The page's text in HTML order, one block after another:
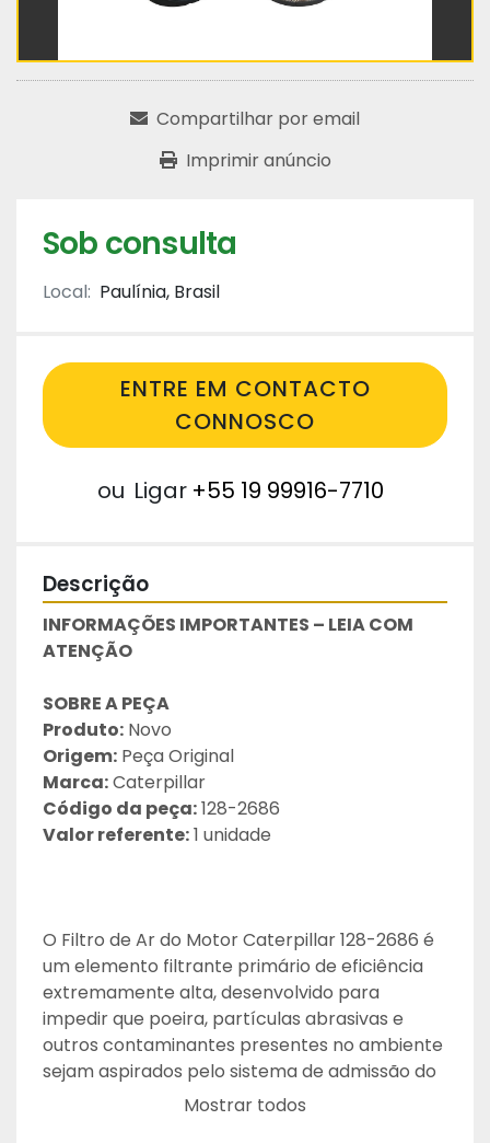
Compartilhar por email
Imprimir anúncio
Sob consulta
Local: Paulínia, Brasil
ENTRE EM CONTACTO
CONNOSCO
ou Ligar +55 19 99916-7710
Descrição
INFORMAÇÕES IMPORTANTES – LEIA COM
ATENÇÃO
SOBRE A PEÇA
Produto: Novo
Origem: Peça Original
Marca: Caterpillar
Código da peça: 128-2686
Valor referente: 1 unidade
O Filtro de Ar do Motor Caterpillar 128-2686 é
um elemento filtrante primário de eficiência
extremamente alta, desenvolvido para
impedir que poeira, partículas abrasivas e
outros contaminantes presentes no ambiente
sejam aspirados pelo sistema de admissão do
motor. Sua principal função é fornecer ar
Mostrar todos